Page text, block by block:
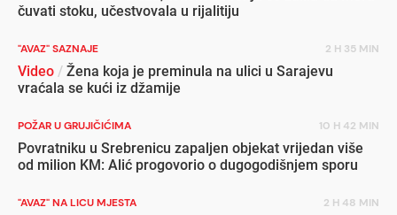
čuvati stoku, učestvovala u rijalitiju
"AVAZ" SAZNAJE 2 H 35 MIN
Video / Žena koja je preminula na ulici u Sarajevu
vraćala se kući iz džamije
POŽAR U GRUJIČIĆIMA 10 H 42 MIN
Povratniku u Srebrenicu zapaljen objekat vrijedan više
od milion KM: Alić progovorio o dugogodišnjem sporu
"AVAZ" NA LICU MJESTA 2 H 48 MIN